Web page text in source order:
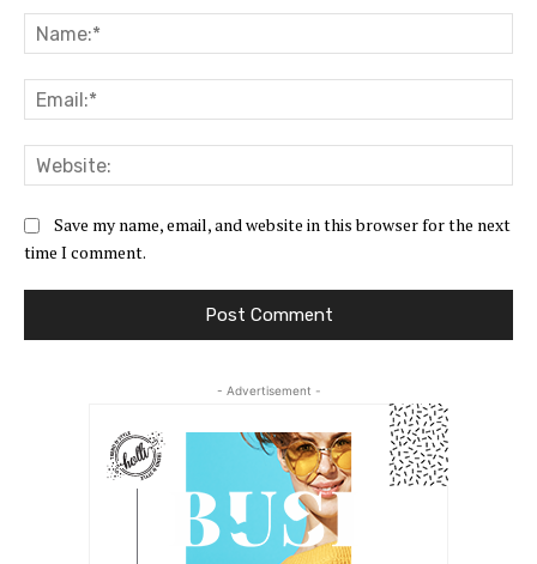
Save my name, email, and website in this browser for the next
time I comment.
- Advertisement -